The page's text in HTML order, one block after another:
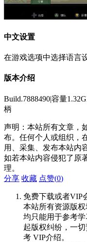
中文设置
在游戏选项中选择语言
版本介绍
Build.7888490|容量
柄
声明：本站所有文章，
布。任何个人或组织，
用、采集、发布本站内
如若本站内容侵犯了原
理。
分享 收藏 点赞(0)
免费下载或者VIP
本站所有资源版
均只能用于参考学
起版权纠纷，一
考 VIP介绍。